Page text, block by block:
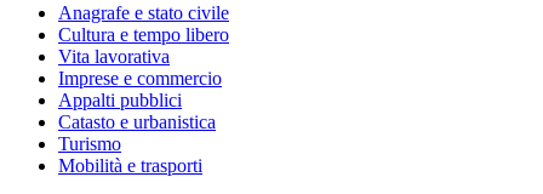
Anagrafe e stato civile
Cultura e tempo libero
Vita lavorativa
Imprese e commercio
Appalti pubblici
Catasto e urbanistica
Turismo
Mobilità e trasporti